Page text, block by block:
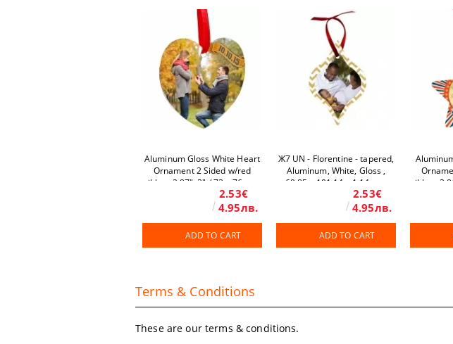
Aluminum Gloss White Heart
Ornament 2 Sided w/red
ribbon 2.87"x3" / 73 x 76 mm
50 pcs/box2.53€
4.95лв.
ADD TO CART
Ж7 UN - Florentine - tapered,
Aluminum, White, Gloss ,
69,85 x 101,14 x 1,14 mm
2.53€
4.95лв.
ADD TO CART
ribbon
Terms & Conditions
These are our terms & conditions.